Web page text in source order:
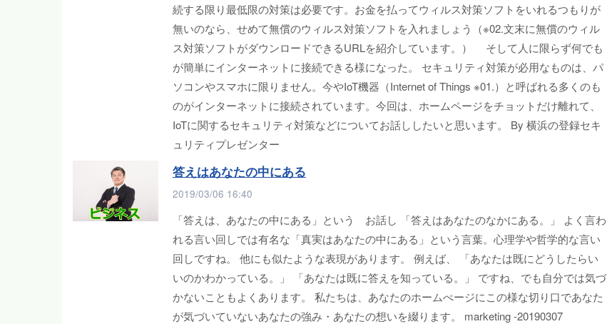
続する限り最低限の対策は必要です。お金を払ってウィルス対策ソフトをいれるつもりが
無いのなら、せめて無償のウィルス対策ソフトを入れましょう（※02.文末に無償のウィル
ス対策ソフトがダウンロードできるURLを紹介しています。） そして人に限らず何でも
が簡単にインターネットに接続できる様になった。 セキュリティ対策が必用なものは、パ
ソコンやスマホに限りません。今やIoT機器（Internet of Things ※01.）と呼ばれる多くのも
のがインターネットに接続されています。今回は、ホームページをチョットだけ離れて、
IoTに関するセキュリティ対策などについてお話ししたいと思います。 By 横浜の登録セキ
ュリティプレゼンター
答えはあなたの中にある
2019/03/06 16:40
「答えは、あなたの中にある」という お話し 「答えはあなたのなかにある。」 よく言わ
れる言い回しでは有名な「真実はあなたの中にある」という言葉。心理学や哲学的な言い
回しですね。 他にも似たような表現があります。 例えば、 「あなたは既にどうしたらい
いのかわかっている。」 「あなたは既に答えを知っている。」 ですね、でも自分では気づ
かないこともよくあります。 私たちは、あなたのホームぺージにこの様な切り口であなた
が気づいていないあなたの強み・あなたの想いを綴ります。 marketing -20190307